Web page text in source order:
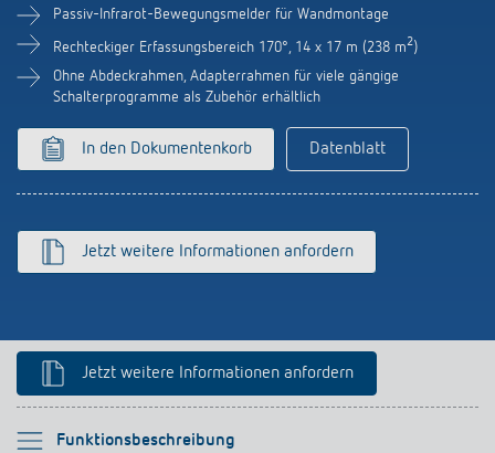
Referenzen
Apps von Theben
Stromstossschalter: Licht effizient
LUXORliving
Verbände und Institutionen
Umwelt
Design
Anfahrt
Newsletter
Passiv-Infrarot-Bewegungsmelder für Wandmontage
Rechteckiger Erfassungsbereich 170°, 14 x 17 m (238 m2)
Ohne Abdeckrahmen, Adapterrahmen für viele gängige
Schalterprogramme als Zubehör erhältlich
In den Dokumentenkorb Datenblatt
Jetzt weitere Informationen anfordern
Jetzt weitere Informationen anfordern
Funktionsbeschreibung
Bitte auswählen